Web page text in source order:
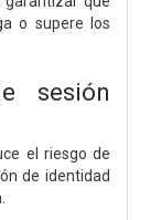
o supere los
sesión
el riesgo de
de identidad